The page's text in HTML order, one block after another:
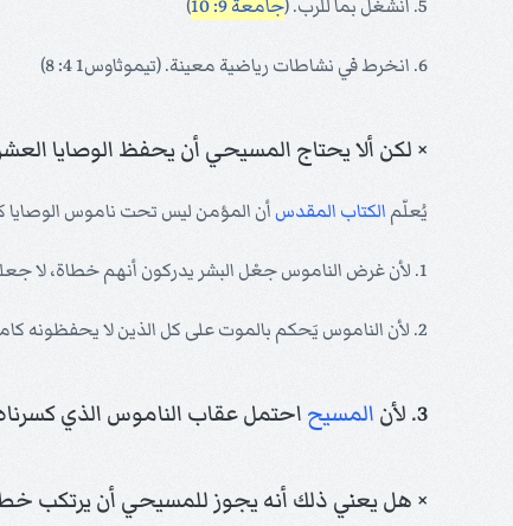
5. انشغل بما للرب. ( جامعة 9: 10 )
6. انخرط في نشاطات رياضية معينة. (تيموثاوس1 4: 8)
× لكن ألا يحتاج المسيحي أن يحفظ الوصايا
يُعلّم الكتاب المقدس أن المؤمن ليس تحت ناموس الوصايا
1. لأن غرض الناموس جعْل البشر يدركون أنهم خطاة، لا جعلهم قديسين.
2. لأن الناموس يَحكم بالموت على كل الذين لا يحفظونه كاملاً. ولا أحد يستطيع أن يكون تحت الناموس بدون أن يقع تحت لعنة.
3. لأن المسيح احتمل عقاب الناموس الذي
× هل يعني ذلك أنه يجوز للمسيحي أن يرتكب